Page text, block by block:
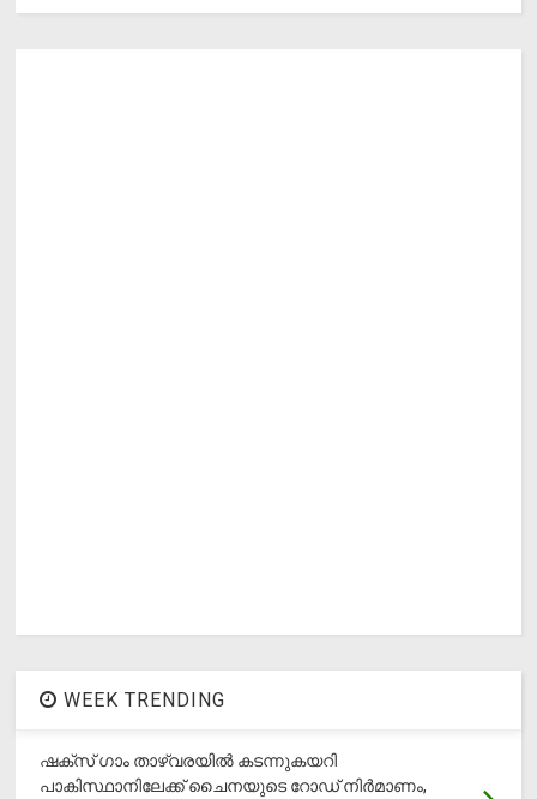
WEEK TRENDING
ഷക്സ് ​ഗാം താഴ്‌വരയിൽ കടന്നുകയറി
പാകിസ്ഥാനിലേക്ക് ചൈനയുടെ റോഡ് നിർമാണം,